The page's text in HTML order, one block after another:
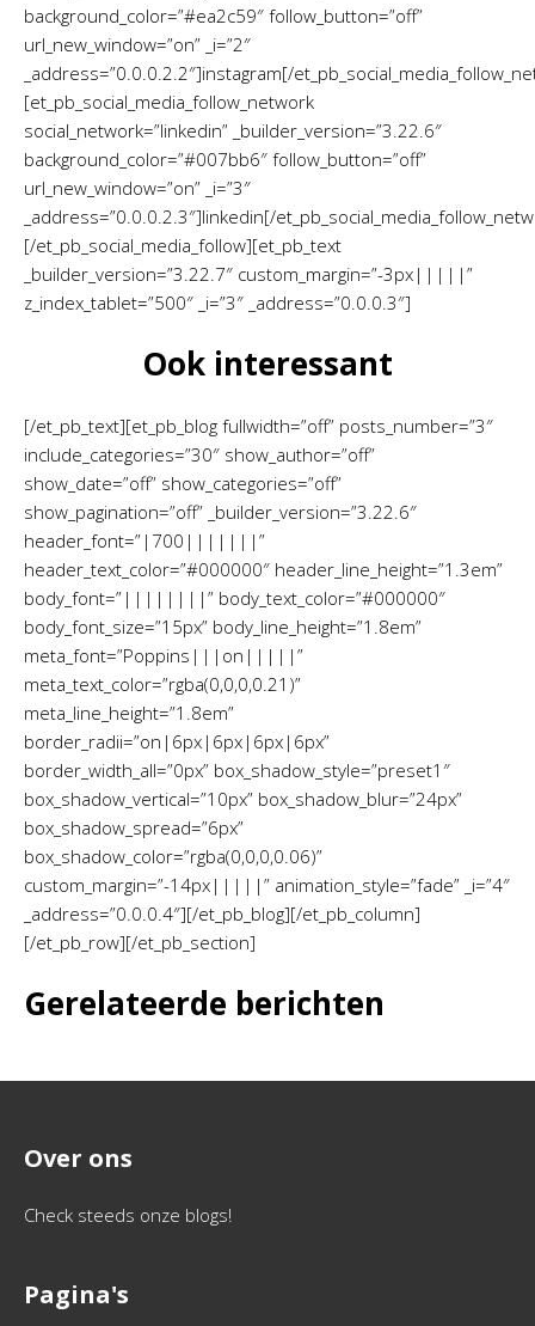
background_color=”#ea2c59″ follow_button=”off”
url_new_window=”on” _i=”2″
_address=”0.0.0.2.2″]instagram[/
[et_pb_social_media_follow_network
social_network=”linkedin” _builder_version=”3.22.6″
background_color=”#007bb6″ follow_button=”off”
url_new_window=”on” _i=”3″
_address=”0.0.0.2.3″]linkedin[/
[/et_pb_social_media_follow][et_pb_text
_builder_version=”3.22.7″ custom_margin=”-3px|||||”
z_index_tablet=”500″ _i=”3″ _address=”0.0.0.3″]
Ook interessant
[/et_pb_text][et_pb_blog fullwidth=”off” posts_number=”3″
include_categories=”30″ show_author=”off”
show_date=”off” show_categories=”off”
show_pagination=”off” _builder_version=”3.22.6″
header_font=”|700|||||||”
header_text_color=”#000000″ header_line_height=”1.3em”
body_font=”||||||||” body_text_color=”#000000″
body_font_size=”15px” body_line_height=”1.8em”
meta_font=”Poppins|||on|||||”
meta_text_color=”rgba(0,0,0,0.21)”
meta_line_height=”1.8em”
border_radii=”on|6px|6px|6px|6px”
border_width_all=”0px” box_shadow_style=”preset1″
box_shadow_vertical=”10px” box_shadow_blur=”24px”
box_shadow_spread=”6px”
box_shadow_color=”rgba(0,0,0,0.06)”
custom_margin=”-14px|||||” animation_style=”fade” _i=”4″
_address=”0.0.0.4″][/et_pb_blog][/et_pb_column]
[/et_pb_row][/et_pb_section]
Gerelateerde berichten
Over ons
Check steeds onze blogs!
Pagina's